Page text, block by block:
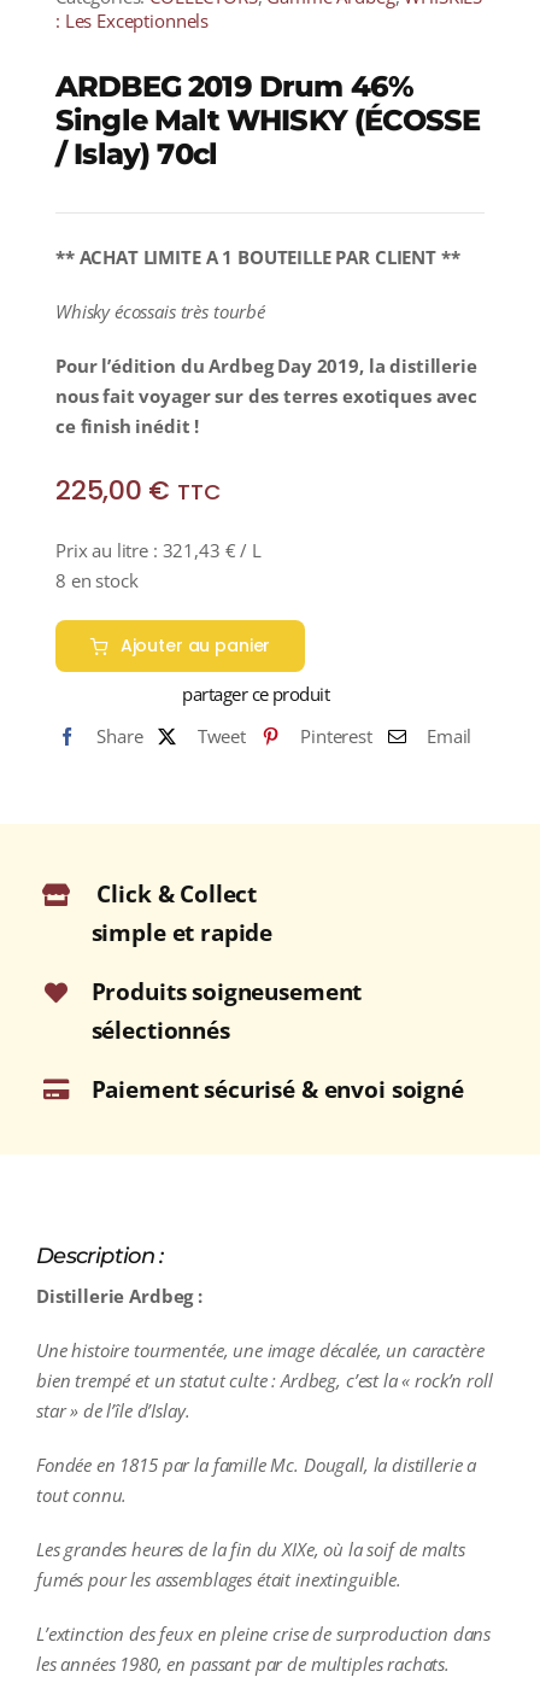
: Les Exceptionnels
ARDBEG 2019 Drum 46%
Single Malt WHISKY (ÉCOSSE
/ Islay) 70cl
** ACHAT LIMITE A 1 BOUTEILLE PAR CLIENT **
Whisky écossais très tourbé
Pour l’édition du Ardbeg Day 2019, la distillerie
nous fait voyager sur des terres exotiques avec
ce finish inédit !
225,00 € TTC
Prix au litre : 321,43 € / L
8 en stock
Ajouter au panier
partager ce produit
Share
Tweet Pinterest Email
Click & Collect
simple et rapide
Produits soigneusement
sélectionnés
Paiement sécurisé & envoi soigné
Description :
Distillerie Ardbeg :
Une histoire tourmentée, une image décalée, un caractère
bien trempé et un statut culte : Ardbeg, c’est la « rock’n roll
star » de l’île d’Islay.
Fondée en 1815 par la famille Mc. Dougall, la distillerie a
tout connu.
Les grandes heures de la fin du XIXe, où la soif de malts
fumés pour les assemblages était inextinguible.
L’extinction des feux en pleine crise de surproduction dans
les années 1980, en passant par de multiples rachats.